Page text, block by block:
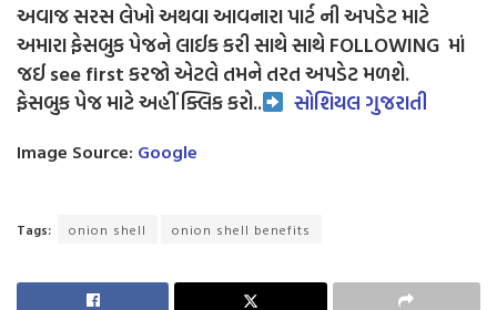
અવાજ સરસ લેખો અથવા આવનારા પાર્ટ ની અપડેટ માટે
અમારા ફેસબુક પેજને લાઈક કરી સાથે સાથે FOLLOWING માં
જઈ see first કરજો એટલે તમને તરત અપડેટ મળશે.
ફેસબુક પેજ માટે અહીં ક્લિક કરો..
સોશિયલ ગુજરાતી
Image Source: Google
Tags: onion shell onion shell benefits